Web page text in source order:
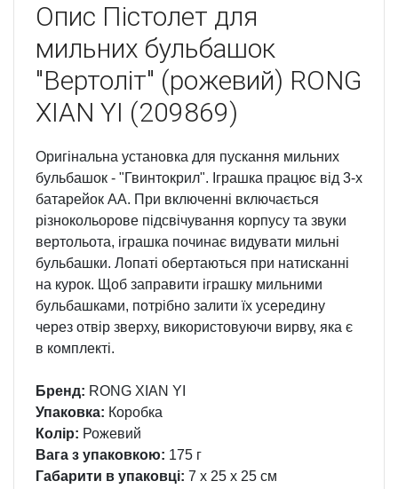
Опис Пістолет для
мильних бульбашок
"Вертоліт" (рожевий) RONG
XIAN YI (209869)
Оригінальна установка для пускання мильних
бульбашок - "Гвинтокрил". Іграшка працює від 3-х
батарейок АА. При включенні включається
різнокольорове підсвічування корпусу та звуки
вертольота, іграшка починає видувати мильні
бульбашки. Лопаті обертаються при натисканні
на курок. Щоб заправити іграшку мильними
бульбашками, потрібно залити їх усередину
через отвір зверху, використовуючи вирву, яка є
в комплекті.
Бренд: RONG XIAN YI
Упаковка: Коробка
Колір: Рожевий
Вага з упаковкою: 175 г
Габарити в упаковці: 7 x 25 x 25 см